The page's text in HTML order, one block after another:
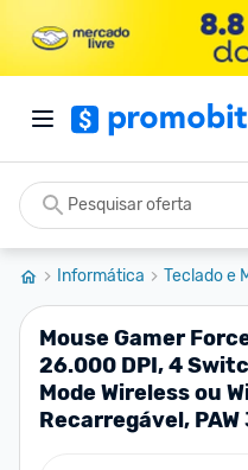
Informática Teclado e
Mouse Gamer
26.000 DPI, 4
Mode Wireless ou
Recarregável,